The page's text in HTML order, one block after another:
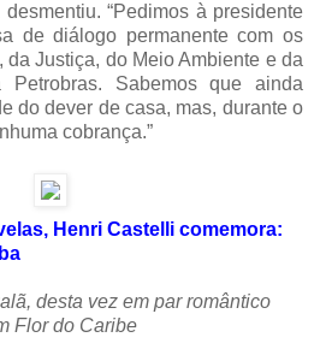
“Pedimos à presidente
de diálogo permanente com os
Justiça, do Meio Ambiente e da
Sabemos que ainda
do dever de casa, mas, durante o
cobrança.”
Henri Castelli comemora:
desta vez em par romântico
Flor do Caribe